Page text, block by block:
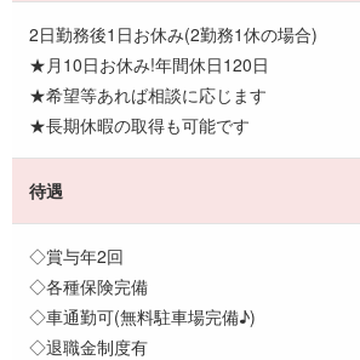
2日勤務後1日お休み(2勤務1休の場合)
★月10日お休み!年間休日120日
★希望等あれば相談に応じます
★長期休暇の取得も可能です
待遇
◇賞与年2回
◇各種保険完備
◇車通勤可(無料駐車場完備♪)
◇退職金制度有